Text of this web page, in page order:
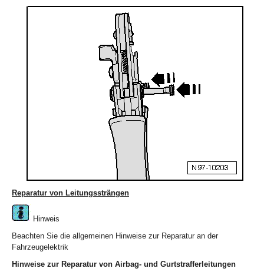
Reparatur von Leitungssträngen
Hinweis
Beachten Sie die allgemeinen Hinweise zur Reparatur an der
Fahrzeugelektrik
Hinweise zur Reparatur von Airbag- und Gurtstrafferleitungen